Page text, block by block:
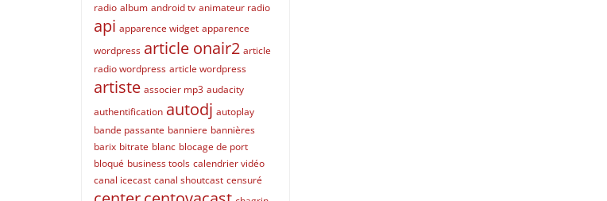
radio album android tv animateur radio
api apparence widget apparence
wordpress article onair2 article
radio wordpress article wordpress
artiste associer mp3 audacity
authentification autodj autoplay
bande passante banniere bannières
barix bitrate blanc blocage de port
bloqué business tools calendrier vidéo
canal icecast canal shoutcast censuré